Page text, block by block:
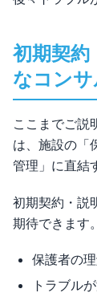
初期契約
なコン
ここまでご説
は、施設の「
管理」に直結
初期契約・説
期待できます。
保護者の
トラブル